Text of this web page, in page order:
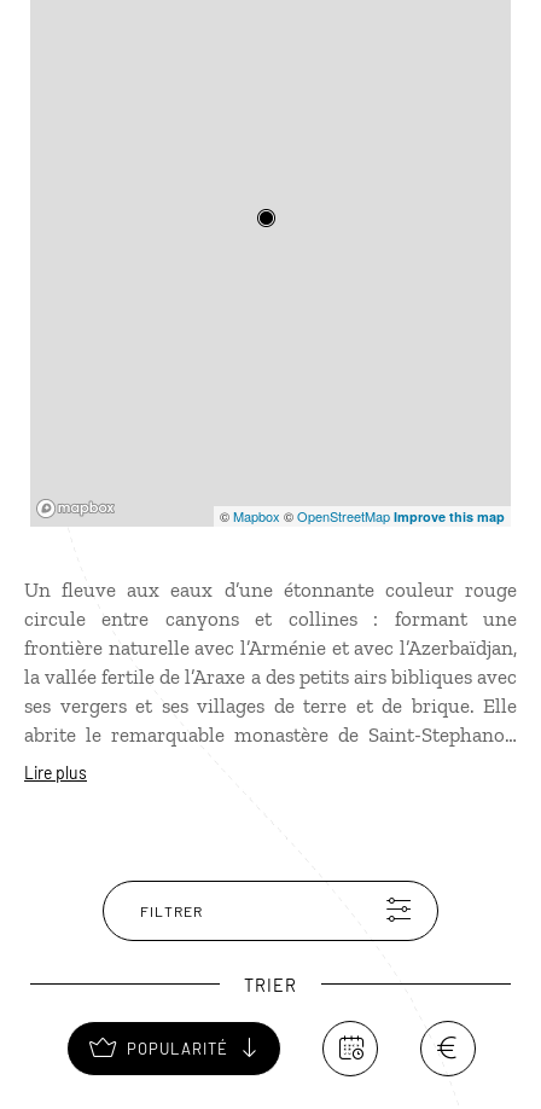
©Mapbox ©OpenStreetMap Improve this map
Un fleuve aux eaux d’une étonnante couleur rouge
circule entre canyons et collines : formant une
frontière naturelle avec l’Arménie et avec l’Azerbaïdjan,
la vallée fertile de l’Araxe a des petits airs bibliques avec
ses vergers et ses villages de terre et de brique. Elle
abrite le remarquable monastère de Saint-Stephanos,
un bijou d’architecture arménienne du XVIIe siècle.
Lire plus
FILTRER
TRIER
POPULARITÉ